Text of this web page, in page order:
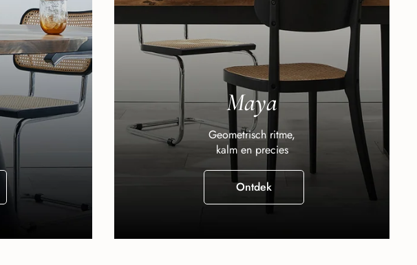
Maya
Geometrisch ritme,
kalm en precies
Ontdek